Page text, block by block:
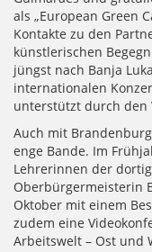
als „European Green
Kontakte zu den
künstlerischen
jüngst nach Banja
internationalen
unterstützt durch den
Auch mit
enge Bande. Im
Lehrerinnen der
Oberbürgermeisterin
Oktober mit einem
zudem eine
Arbeitswelt – Ost und